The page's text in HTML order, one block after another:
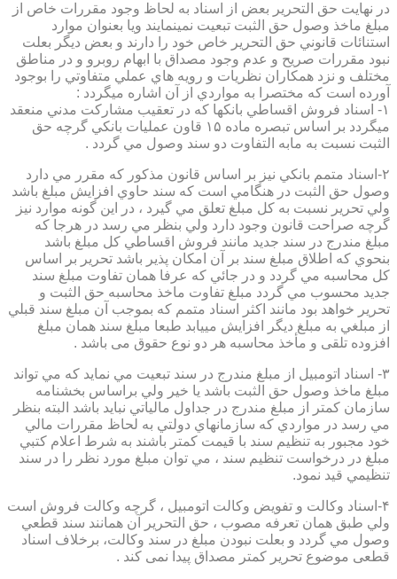
در نهايت حق التحرير بعض از اسناد به لحاظ وجود مقررات خاص از
مبلغ ماخذ وصول حق الثبت تبعيت نمينمايند ويا بعنوان موارد
استنائات قانوني حق التحرير خاص خود را دارند و بعض ديگر بعلت
نبود مقررات صريح و عدم وجود مصداق با ابهام روبرو و در مناطق
مختلف و نزد همكاران نظريات و رويه هاي عملي متفاوتي را بوجود
آورده است كه مختصرا به مواردي از آن اشاره ميگردد :
۱- اسناد فروش اقساطي بانكها كه در تعقيب مشاركت مدني منعقد
ميگردد بر اساس تبصره ماده ۱۵ قاون عمليات بانكي گرچه حق
الثبت نسبت به مابه التفاوت دو سند وصول مي گردد .
۲-اسناد متمم بانكي نيز بر اساس قانون مذكور كه مقرر مي دارد
وصول حق الثبت در هنگامي است كه سند حاوي افزايش مبلغ باشد
ولي تحرير نسبت به كل مبلغ تعلق مي گيرد ، در اين گونه موارد نيز
گرچه صراحت قانون وجود دارد ولي بنظر مي رسد در هرجا كه
مبلغ مندرج در سند جديد مانند فروش اقساطي كل مبلغ باشد
بنحوي كه اطلاق مبلغ سند بر آن امكان پذير باشد تحرير بر اساس
كل محاسبه مي گردد و در جائي كه عرفا همان تفاوت مبلغ سند
جديد محسوب مي گردد مبلغ تفاوت ماخذ محاسبه حق الثبت و
تحرير خواهد بود مانند اكثر اسناد متمم كه بموجب آن مبلغ سند قبلي
از مبلغي به مبلغ ديگر افزايش مييابد طبعا مبلغ سند همان مبلغ
افزوده تلقی و مأخذ محاسبه هر دو نوع حقوق می باشد .
۳- اسناد اتومبيل از مبلغ مندرج در سند تبعيت مي نمايد كه مي تواند
مبلغ ماخذ وصول حق الثبت باشد يا خير ولي براساس بخشنامه
سازمان كمتر از مبلغ مندرج در جداول مالياتي نبايد باشد البته بنظر
مي رسد در مواردي كه سازمانهاي دولتي به لحاظ مقررات مالي
خود مجبور به تنظيم سند با قيمت كمتر باشند به شرط اعلام كتبي
مبلغ در درخواست تنظيم سند ، مي توان مبلغ مورد نظر را در سند
تنظيمي قيد نمود.
۴-اسناد وكالت و تفويض وكالت اتومبيل ، گرچه وكالت فروش است
ولي طبق همان تعرفه مصوب ، حق التحرير آن همانند سند قطعي
وصول مي گردد و بعلت نبودن مبلغ در سند وكالت، برخلاف اسناد
قطعی موضوع تحریر کمتر مصداق پیدا نمی کند .